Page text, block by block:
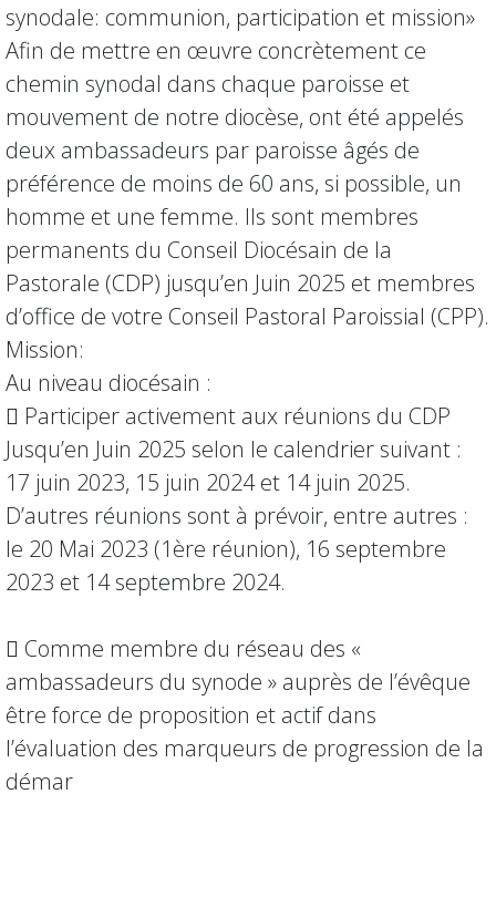
synodale: communion, participation et mission»
Afin de mettre en œuvre concrètement ce
chemin synodal dans chaque paroisse et
mouvement de notre diocèse, ont été appelés
deux ambassadeurs par paroisse âgés de
préférence de moins de 60 ans, si possible, un
homme et une femme. Ils sont membres
permanents du Conseil Diocésain de la
Pastorale (CDP) jusqu’en Juin 2025 et membres
d’office de votre Conseil Pastoral Paroissial (CPP).
Mission:
Au niveau diocésain :
 Participer activement aux réunions du CDP
Jusqu’en Juin 2025 selon le calendrier suivant :
17 juin 2023, 15 juin 2024 et 14 juin 2025.
D’autres réunions sont à prévoir, entre autres :
le 20 Mai 2023 (1ère réunion), 16 septembre
2023 et 14 septembre 2024.
 Comme membre du réseau des «
ambassadeurs du synode » auprès de l’évêque
être force de proposition et actif dans
l’évaluation des marqueurs de progression de la
démar